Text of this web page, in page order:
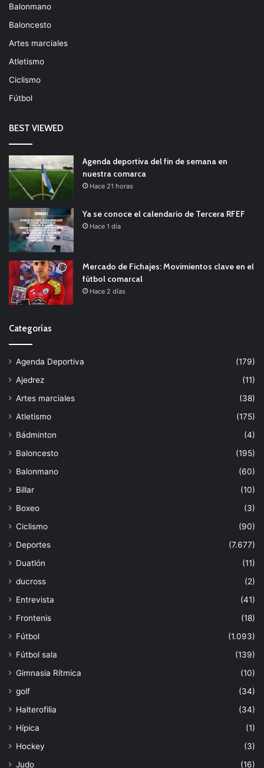
Balonmano
Baloncesto
Artes marciales
Atletismo
Ciclismo
Fútbol
BEST VIEWED
Agenda deportiva del fin de semana en
nuestra comarca
Hace 21 horas
Ya se conoce el calendario de Tercera RFEF
Hace 1 día
Mercado de Fichajes: Movimientos clave en el
fútbol comarcal
Hace 2 días
Categorías
Agenda Deportiva
(179)
Ajedrez
(11)
Artes marciales
(38)
Atletismo
(175)
Bádminton
(4)
Baloncesto
(195)
Balonmano
(60)
Billar
(10)
Boxeo
(3)
Ciclismo
(90)
Deportes
(7.677)
Duatlón
(11)
ducross
(2)
Entrevista
(41)
Frontenis
(18)
Fútbol
(1.093)
Fútbol sala
(139)
Gimnasia Rítmica
(10)
golf
(34)
Halterofilia
(34)
Hípica
(1)
Hockey
(3)
Judo
(16)